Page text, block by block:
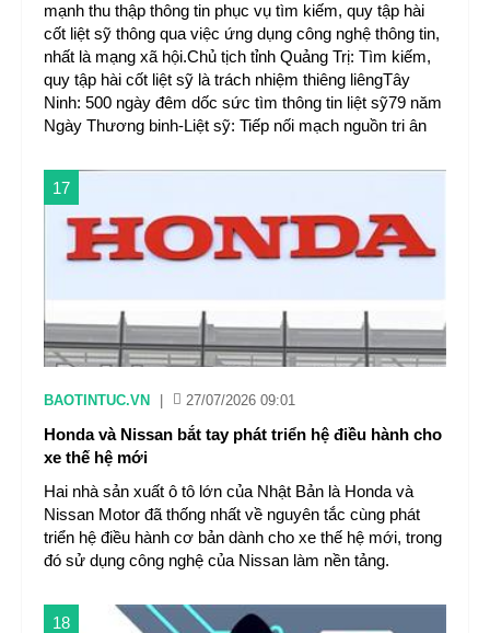
mạnh thu thập thông tin phục vụ tìm kiếm, quy tập hài
cốt liệt sỹ thông qua việc ứng dụng công nghệ thông tin,
nhất là mạng xã hội.Chủ tịch tỉnh Quảng Trị: Tìm kiếm,
quy tập hài cốt liệt sỹ là trách nhiệm thiêng liêngTây
Ninh: 500 ngày đêm dốc sức tìm thông tin liệt sỹ79 năm
Ngày Thương binh-Liệt sỹ: Tiếp nối mạch nguồn tri ân
17
BAOTINTUC.VN 27/07/2026 09:01
Honda và Nissan bắt tay phát triển hệ điều hành cho
xe thế hệ mới
Hai nhà sản xuất ô tô lớn của Nhật Bản là Honda và
Nissan Motor đã thống nhất về nguyên tắc cùng phát
triển hệ điều hành cơ bản dành cho xe thế hệ mới, trong
đó sử dụng công nghệ của Nissan làm nền tảng.
18